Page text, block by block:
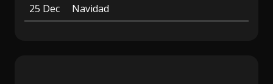
25 Dec
Navidad